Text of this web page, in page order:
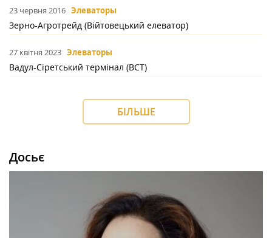
23 червня 2016 Элеваторы
Зерно-Агротрейд (Війтовецький елеватор)
27 квітня 2023 Элеваторы
Вадул-Сіретський термінал (ВСТ)
БІЛЬШЕ
Досьє